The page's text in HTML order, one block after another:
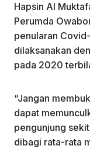
Hapsin Al
Perumda
penularan
dilaksanakan
pada 2020
“Jangan
dapat
pengunjung
dibagi rata-rata